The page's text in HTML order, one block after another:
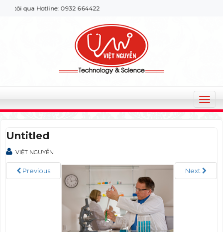
qua Hotline: 0932 664422
T
o
n
a
Untitled
VIỆT NGUYỄN
Previous Next